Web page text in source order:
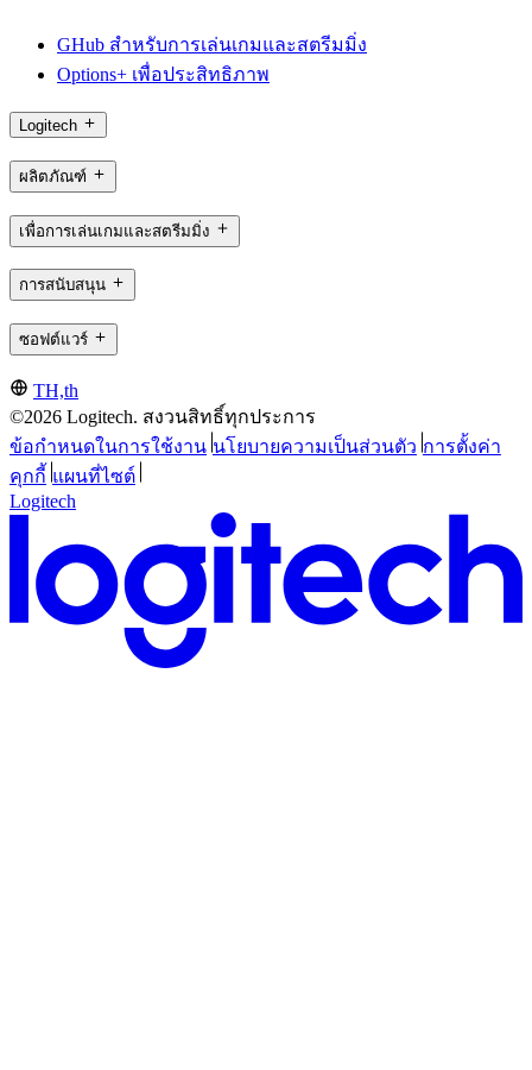
GHub สำหรับการเล่นเกมและสตรีมมิ่ง
Options+ เพื่อประสิทธิภาพ
Logitech
ผลิตภัณฑ์
เพื่อการเล่นเกมและสตรีมมิ่ง
การสนับสนุน
ซอฟต์แวร์
TH,th
©2026 Logitech. สงวนสิทธิ์ทุกประการ
ข้อกำหนดในการใช้งาน นโยบายความเป็นส่วนตัว การตั้งค่า
คุกกี้ แผนที่ไซต์
Logitech